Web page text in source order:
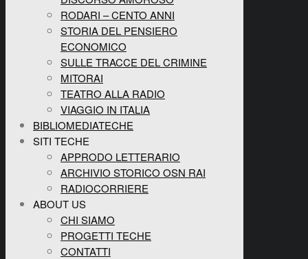
RODARI – CENTO ANNI
STORIA DEL PENSIERO
ECONOMICO
SULLE TRACCE DEL CRIMINE
MITORAI
TEATRO ALLA RADIO
VIAGGIO IN ITALIA
BIBLIOMEDIATECHE
SITI TECHE
APPRODO LETTERARIO
ARCHIVIO STORICO OSN RAI
RADIOCORRIERE
ABOUT US
CHI SIAMO
PROGETTI TECHE
CONTATTI